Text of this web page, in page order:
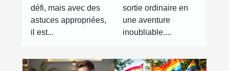
défi, mais avec des
astuces appropriées,
il est...
sortie ?
sortie ordinaire en
une aventure
inoubliable....